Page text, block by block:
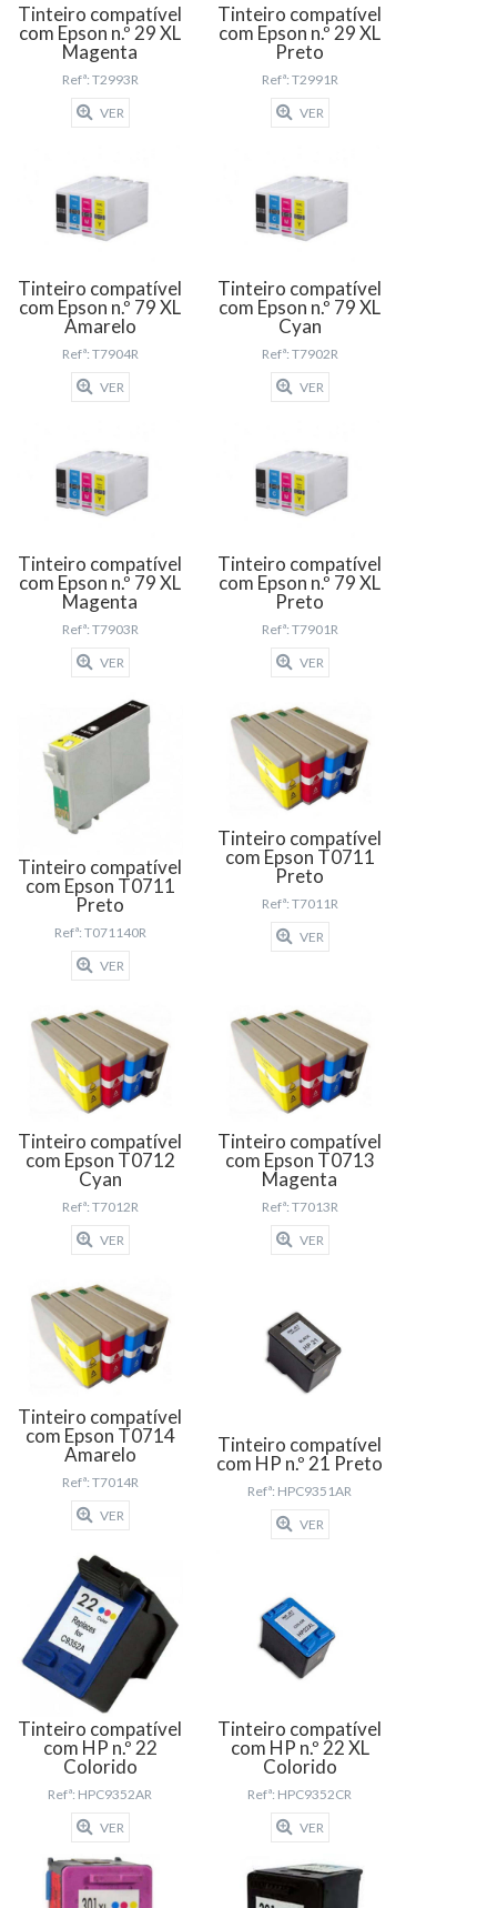
Tinteiro compatível
com Epson n.º 29 XL
Magenta
Refª: T2993R
VER
Tinteiro compatível
com Epson n.º 29 XL
Preto
Refª: T2991R
VER
Tinteiro compatível
com Epson n.º 79 XL
Amarelo
Refª: T7904R
VER
Tinteiro compatível
com Epson n.º 79 XL
Cyan
Refª: T7902R
VER
Tinteiro compatível
com Epson n.º 79 XL
Magenta
Refª: T7903R
VER
Tinteiro compatível
com Epson n.º 79 XL
Preto
Refª: T7901R
VER
Tinteiro compatível
com Epson T0711
Preto
Refª: T071140R
VER
Tinteiro compatível
com Epson T0711
Preto
Refª: T7011R
VER
Tinteiro compatível
com Epson T0712
Cyan
Refª: T7012R
VER
Tinteiro compatível
com Epson T0713
Magenta
Refª: T7013R
VER
Tinteiro compatível
com Epson T0714
Amarelo
Refª: T7014R
VER
Tinteiro compatível
com HP n.º 21 Preto
Refª: HPC9351AR
VER
Tinteiro compatível
com HP n.º 22
Colorido
Refª: HPC9352AR
VER
Tinteiro compatível
com HP n.º 22 XL
Colorido
Refª: HPC9352CR
VER